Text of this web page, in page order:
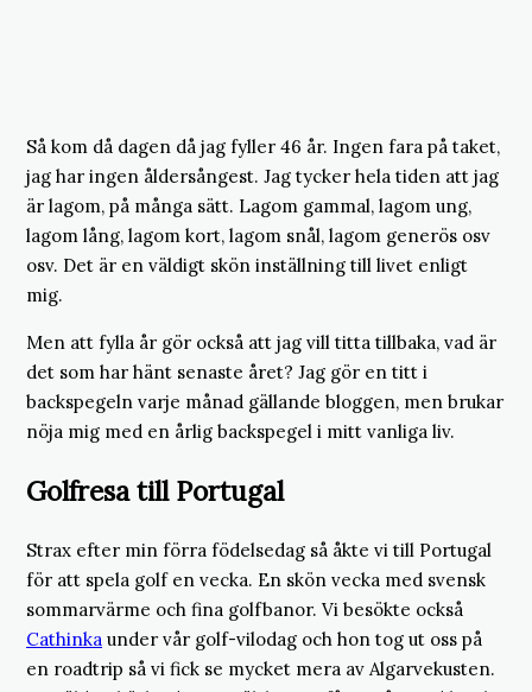
Så kom då dagen då jag fyller 46 år. Ingen fara på taket,
jag har ingen åldersångest. Jag tycker hela tiden att jag
är lagom, på många sätt. Lagom gammal, lagom ung,
lagom lång, lagom kort, lagom snål, lagom generös osv
osv. Det är en väldigt skön inställning till livet enligt
mig.
Men att fylla år gör också att jag vill titta tillbaka, vad är
det som har hänt senaste året? Jag gör en titt i
backspegeln varje månad gällande bloggen, men brukar
nöja mig med en årlig backspegel i mitt vanliga liv.
Golfresa till Portugal
Strax efter min förra födelsedag så åkte vi till Portugal
för att spela golf en vecka. En skön vecka med svensk
sommarvärme och fina golfbanor. Vi besökte också
Cathinka under vår golf-vilodag och hon tog ut oss på
en roadtrip så vi fick se mycket mera av Algarvekusten.